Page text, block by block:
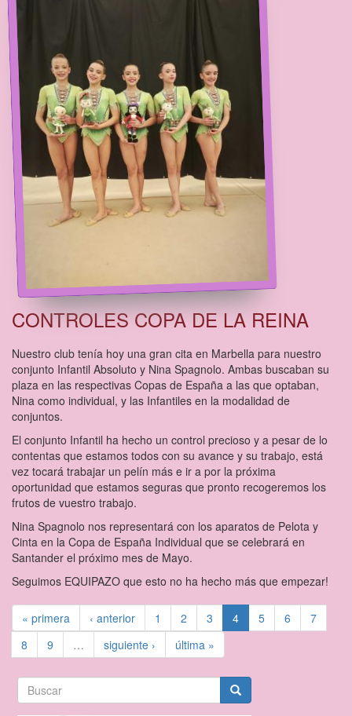
CONTROLES COPA DE LA REINA
Nuestro club tenía hoy una gran cita en Marbella para nuestro
conjunto Infantil Absoluto y Nina Spagnolo. Ambas buscaban su
plaza en las respectivas Copas de España a las que optaban,
Nina como individual, y las Infantiles en la modalidad de
conjuntos.
El conjunto Infantil ha hecho un control precioso y a pesar de lo
contentas que estamos todos con su avance y su trabajo, está
vez tocará trabajar un pelín más e ir a por la próxima
oportunidad que estamos seguras que pronto recogeremos los
frutos de vuestro trabajo.
Nina Spagnolo nos representará con los aparatos de Pelota y
Cinta en la Copa de España Individual que se celebrará en
Santander el próximo mes de Mayo.
Seguimos EQUIPAZO que esto no ha hecho más que empezar!
« primera ‹ anterior 1 2 3 4 5 6
7
8
9 … siguiente › última »
Formulario
de
Buscar